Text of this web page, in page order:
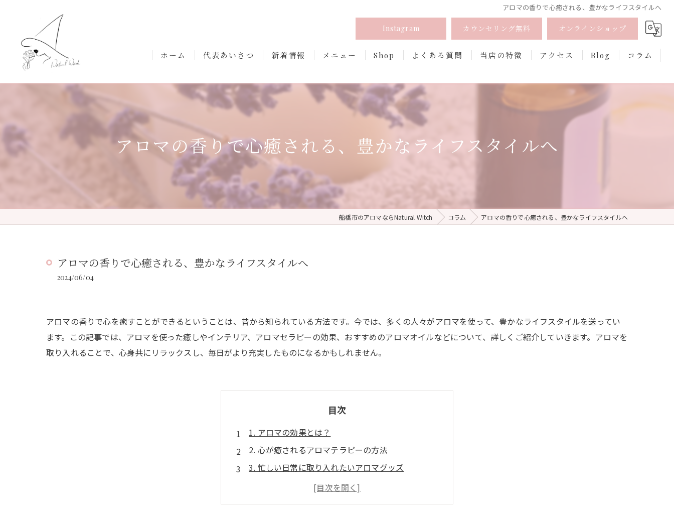
アロマの香りで心癒される、豊かなライフスタイルへ
Instagram カウンセリング無料 オンラインショップ
ホーム 代表あいさつ 新着情報 メニュー Shop よくある質問 当店の特徴
フェムケア
アクセス Blog コラム
アロマの香りで心癒される、豊かなライフスタイルへ
船橋市のアロマならNatural Witch コラム アロマの香りで心癒される、豊かなライフスタイルへ
アロマの香りで心癒される、豊かなライフスタイルへ
2024/06/04
アロマの香りで心を癒すことができるということは、昔から知られている方法です。今では、多くの人々がアロマを使って、豊かなライフスタイルを送ってい
ます。この記事では、アロマを使った癒しやインテリア、アロマセラピーの効果、おすすめのアロマオイルなどについて、詳しくご紹介していきます。アロマを
取り入れることで、心身共にリラックスし、毎日がより充実したものになるかもしれません。
目次
1. アロマの効果とは？
2. 心が癒されるアロマテラピーの方法
3. 忙しい日常に取り入れたいアロマグッズ
4. 香りで彩る空間づくり
5. アロマを使った美容の秘訣